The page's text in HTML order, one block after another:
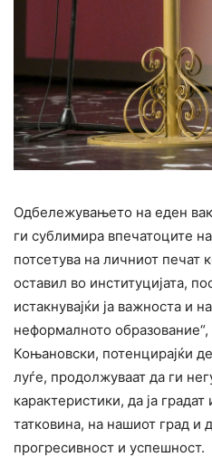
Одбележувањето на еден
ги сублимира впечатоците
потсетува на личниот печат
оставил во институцијата,
истакнувајќи ја важноста и
неформалното
Коњановски, потенцирајќи
луѓе, продолжуваат да ги
карактеристики, да ја
татковина, на нашиот град и
прогресивност и успешност.